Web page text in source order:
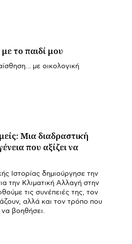
το παιδί μου
με οικολογική
Μια διαδραστική
που αξίζει να
Ιστορίας δημιούργησε την
την Κλιματική Αλλαγή στην
τις συνέπειές της, τον
αλλά και τον τρόπο που
βοηθήσει.